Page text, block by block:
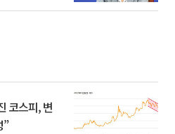
코스피, 변
”